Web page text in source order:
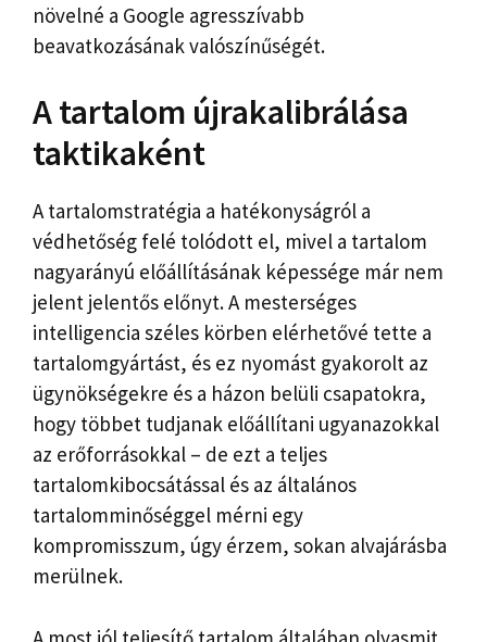
növelné a Google agresszívabb
beavatkozásának valószínűségét.
A tartalom újrakalibrálása
taktikaként
A tartalomstratégia a hatékonyságról a
védhetőség felé tolódott el, mivel a tartalom
nagyarányú előállításának képessége már nem
jelent jelentős előnyt. A mesterséges
intelligencia széles körben elérhetővé tette a
tartalomgyártást, és ez nyomást gyakorolt ​​az
ügynökségekre és a házon belüli csapatokra,
hogy többet tudjanak előállítani ugyanazokkal
az erőforrásokkal – de ezt a teljes
tartalomkibocsátással és az általános
tartalomminőséggel mérni egy
kompromisszum, úgy érzem, sokan alvajárásba
merülnek.